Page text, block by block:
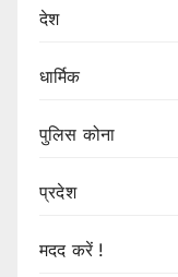
देश
धार्मिक
पुलिस कोना
प्रदेश
मदद करें !